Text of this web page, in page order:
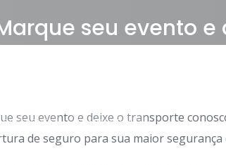
DESTAQUES TRANSPORTES
seu evento
seu evento e deixe o transporte
de seguro para sua maior segurança